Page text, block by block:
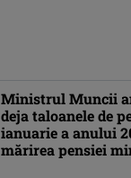
Ministrul Muncii
deja taloanele de
ianuarie a anului
mărirea pensiei